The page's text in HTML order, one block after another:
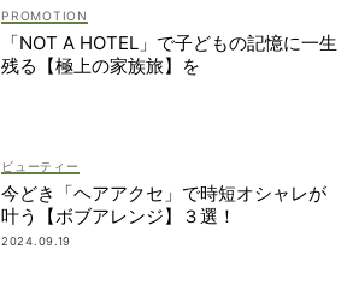
「NOT A HOTEL」で子どもの記憶に一生
残る【極上の家族旅】を
ビューティー
今どき「ヘアアクセ」で時短オシャレが
叶う【ボブアレンジ】３選！
2024.09.19